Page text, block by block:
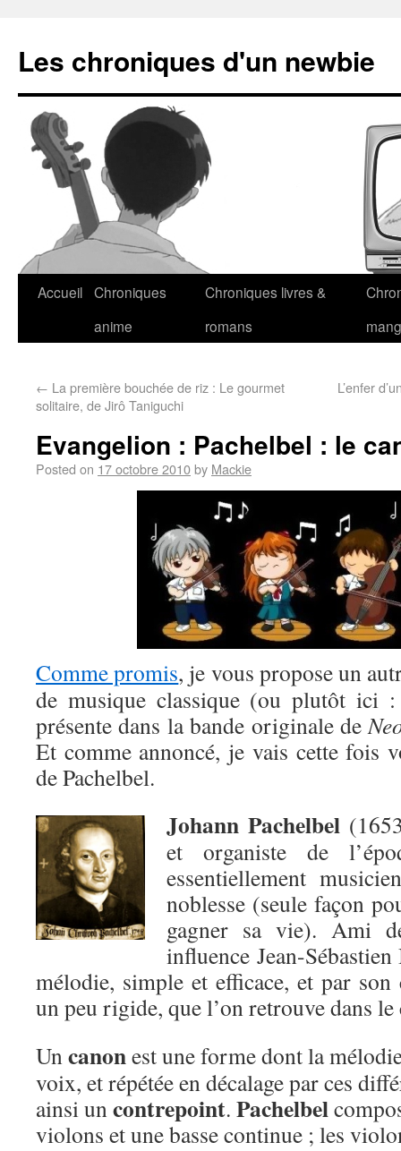
Les chroniques d'un newbie
Accueil Chroniques
anime
Chroniques livres &
romans
← La première bouchée de riz : Le gourmet
solitaire, de Jirô Taniguchi
L’enfer
Evangelion : Pachelbel : le
Posted on 17 octobre 2010by Mackie
Comme promis, je vous propose un
de musique classique (ou plutôt ici
présente dans la bande originale de
Et comme annoncé, je vais cette fois
de Pachelbel.
Johann Pachelbel
et organiste de
essentiellement
noblesse (seule façon
gagner sa vie). Ami
influence Jean-
mélodie, simple et efficace, et par
un peu rigide, que l’on retrouve dans le
Uncanonest une forme dont la
voix, et répétée en décalage par ces
ainsi uncontrepoint. Pachelbel
violons et une basse continue ; les